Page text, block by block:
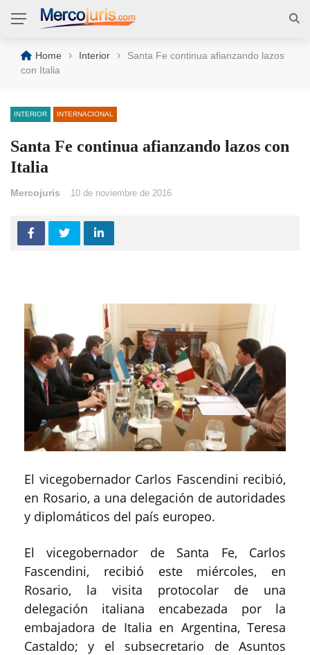
Home › Interior ›
Santa Fe continua afianzando lazos
con Italia
INTERIOR INTERNACIONAL
Santa Fe continua afianzando lazos con
Italia
Mercojuris 10 de noviembre de 2016
El vicegobernador Carlos Fascendini recibió,
en Rosario, a una delegación de autoridades
y diplomáticos del país europeo.
El vicegobernador de Santa Fe, Carlos
Fascendini, recibió este miércoles, en
Rosario, la visita protocolar de una
delegación italiana encabezada por la
embajadora de Italia en Argentina, Teresa
Castaldo; y el subsecretario de Asuntos